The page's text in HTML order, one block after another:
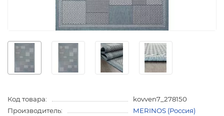
Код товара:
kovven7_278150
Производитель:
MERINOS (Россия)